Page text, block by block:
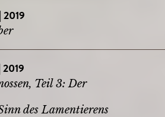
2019
2019
Teil 3: Der
des Lamentierens